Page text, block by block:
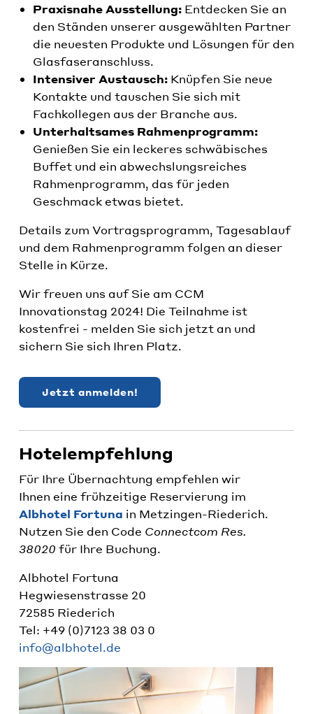
Praxisnahe Ausstellung: Entdecken Sie an
den Ständen unserer ausgewählten Partner
die neuesten Produkte und Lösungen für den
Glasfaseranschluss.
Intensiver Austausch: Knüpfen Sie neue
Kontakte und tauschen Sie sich mit
Fachkollegen aus der Branche aus.
Unterhaltsames Rahmenprogramm:
Genießen Sie ein leckeres schwäbisches
Buffet und ein abwechslungsreiches
Rahmenprogramm, das für jeden
Geschmack etwas bietet.
Details zum Vortragsprogramm, Tagesablauf
und dem Rahmenprogramm folgen an dieser
Stelle in Kürze.
Wir freuen uns auf Sie am CCM
Innovationstag 2024! Die Teilnahme ist
kostenfrei - melden Sie sich jetzt an und
sichern Sie sich Ihren Platz.
Jetzt anmelden!
Hotelempfehlung
Für Ihre Übernachtung empfehlen wir
Ihnen eine frühzeitige Reservierung im
Albhotel Fortuna in Metzingen-Riederich.
Nutzen Sie den Code Connectcom Res.
38020 für Ihre Buchung.
Albhotel Fortuna
Hegwiesenstrasse 20
72585 Riederich
Tel: +49 (0)7123 38 03 0
info@albhotel.de